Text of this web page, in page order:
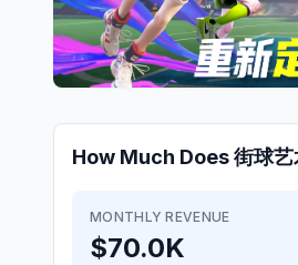
How Much Does街球
MONTHLY REVENUE
$70.0K